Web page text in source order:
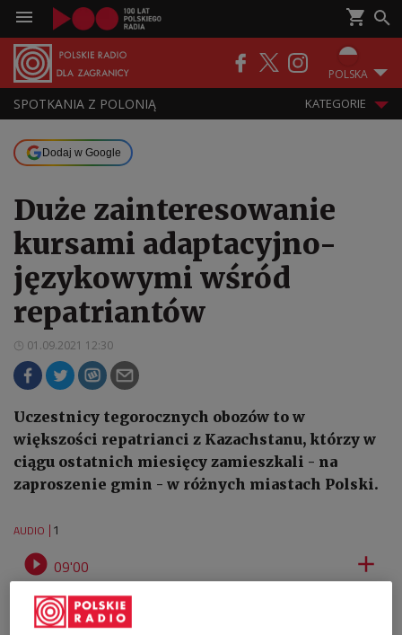
POLSKA
SPOTKANIA Z POLONIĄ KATEGORIE
Dodaj w Google
Duże zainteresowanie
kursami adaptacyjno-
językowymi wśród
repatriantów
01.09.2021 12:30
Uczestnicy tegorocznych obozów to w
większości repatrianci z Kazachstanu, którzy w
ciągu ostatnich miesięcy zamieszkali - na
zaproszenie gmin - w różnych miastach Polski.
AUDIO 1
 09'00 
Repatrianci na kursach adaptacyjno-językowych [posłuchaj]